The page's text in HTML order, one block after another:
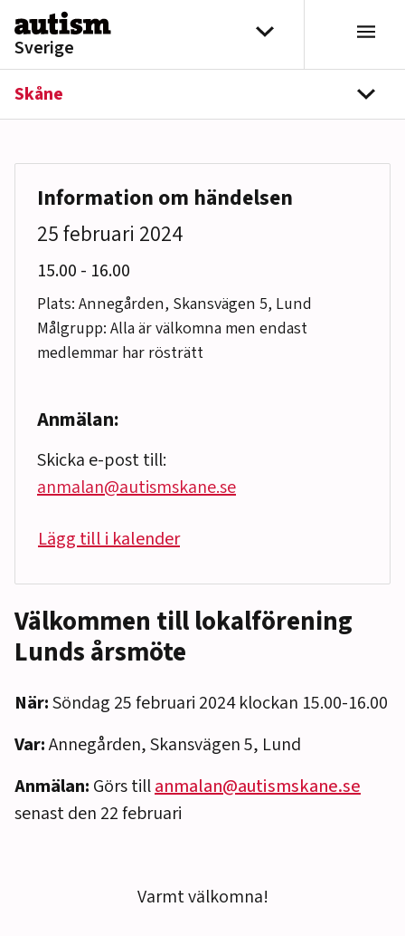
Hoppa till innehåll
Sverige
Välj distrikt
Skåne
Välkommen till lokalförening
Lunds årsmöte
När:Söndag 25 februari 2024 klockan 15.00-16.00
Var:Annegården, Skansvägen 5, Lund
Anmälan: Görs tillanmalan@autismskane.se
senast den 22 februari
Varmt välkomna!
Information om händelsen
25 februari 2024
15.00 till
- 16.00
Plats: Annegården, Skansvägen 5, Lund
Målgrupp: Alla är välkomna men endast
medlemmar har rösträtt
Anmälan:
Skicka e-post till:
anmalan@autismskane.se
Lägg till i kalender